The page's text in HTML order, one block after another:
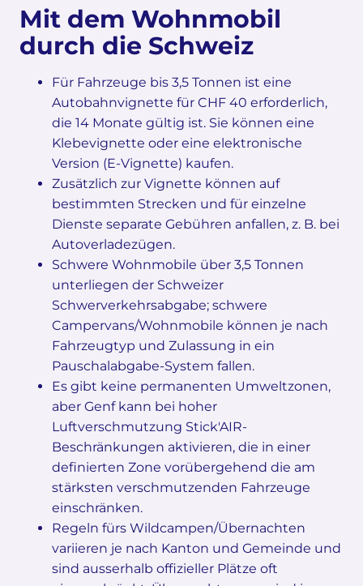
Mit dem Wohnmobil
durch die Schweiz
Für Fahrzeuge bis 3,5 Tonnen ist eine
Autobahnvignette für CHF 40 erforderlich,
die 14 Monate gültig ist. Sie können eine
Klebevignette oder eine elektronische
Version (E-Vignette) kaufen.
Zusätzlich zur Vignette können auf
bestimmten Strecken und für einzelne
Dienste separate Gebühren anfallen, z. B. bei
Autoverladezügen.
Schwere Wohnmobile über 3,5 Tonnen
unterliegen der Schweizer
Schwerverkehrsabgabe; schwere
Campervans/Wohnmobile können je nach
Fahrzeugtyp und Zulassung in ein
Pauschalabgabe-System fallen.
Es gibt keine permanenten Umweltzonen,
aber Genf kann bei hoher
Luftverschmutzung Stick'AIR-
Beschränkungen aktivieren, die in einer
definierten Zone vorübergehend die am
stärksten verschmutzenden Fahrzeuge
einschränken.
Regeln fürs Wildcampen/Übernachten
variieren je nach Kanton und Gemeinde und
sind ausserhalb offizieller Plätze oft